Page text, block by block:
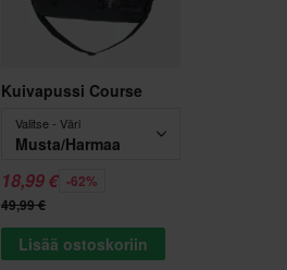
Kuivapussi Course
Valitse - Väri
Musta/Harmaa
18,99 € -62%
49,99 €
Lisää ostoskoriin